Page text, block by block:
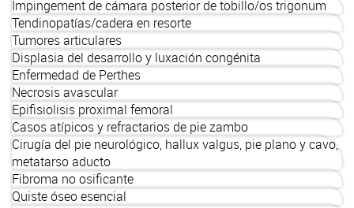
Impingement de cámara posterior de tobillo/os trigonum
Tendinopatías/cadera en resorte
Tumores articulares
Displasia del desarrollo y luxación congénita
Enfermedad de Perthes
Necrosis avascular
Epifisiolisis proximal femoral
Casos atípicos y refractarios de pie zambo
Cirugía del pie neurológico, hallux valgus, pie plano y cavo,
metatarso aducto
Fibroma no osificante
Quiste óseo esencial